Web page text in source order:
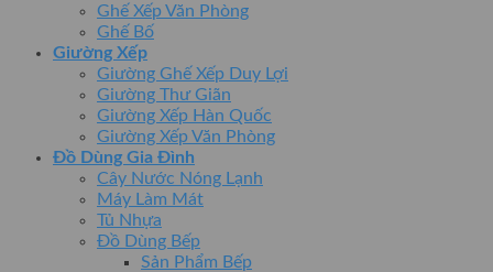
Ghế Xếp Văn Phòng
Ghế Bố
Giường Xếp
Giường Ghế Xếp Duy Lợi
Giường Thư Giãn
Giường Xếp Hàn Quốc
Giường Xếp Văn Phòng
Đồ Dùng Gia Đình
Cây Nước Nóng Lạnh
Máy Làm Mát
Tủ Nhựa
Đồ Dùng Bếp
Sản Phẩm Bếp